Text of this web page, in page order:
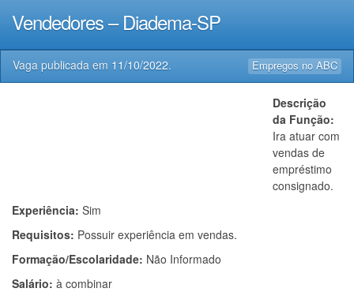
Vendedores – Diadema-SP
Empregos no ABC
Vaga publicada em 11/10/2022.
Descrição
da Função:
Ira atuar com
vendas de
empréstimo
consignado.
Experiência: Sim
Requisitos: Possuir experiência em vendas.
Formação/Escolaridade: Não Informado
Salário: à combinar